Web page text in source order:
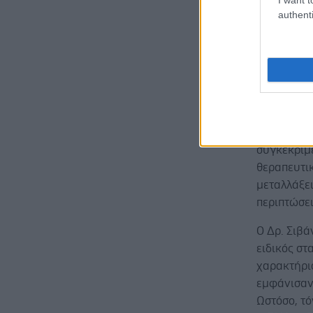
με άλλες
«Με αυτά
Ο Δρ.
ειδικός
Ωστόσο,